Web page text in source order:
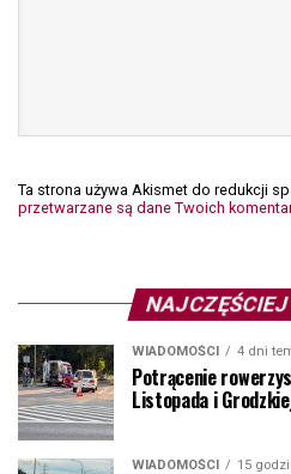
Ta strona używa Akismet do redukcji
przetwarzane są dane Twoich
WIADOMOŚCI 4 dni
Potrącenie
Listopada i
WIADOMOŚCI 15